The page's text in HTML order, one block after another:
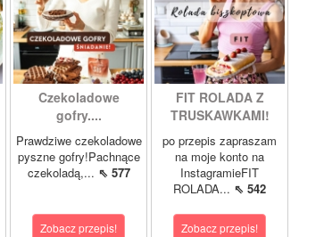
Czekoladowe
gofry....
Prawdziwe czekoladowe
pyszne gofry!Pachnące
czekoladą,... ⇖ 577
Zobacz przepis!
FIT ROLADA Z
TRUSKAWKAMI!
po przepis zapraszam
na moje konto na
InstagramieFIT
ROLADA... ⇖ 542
Zobacz przepis!